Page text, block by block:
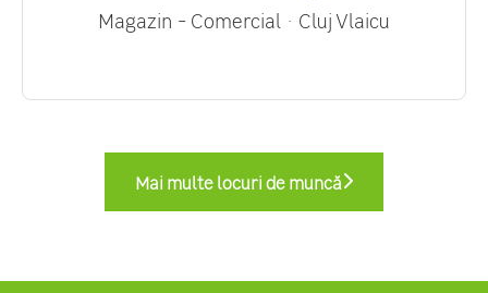
Magazin - Comercial · Cluj Vlaicu
Mai multe locuri de muncă